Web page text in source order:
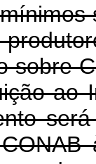
sobre
ao